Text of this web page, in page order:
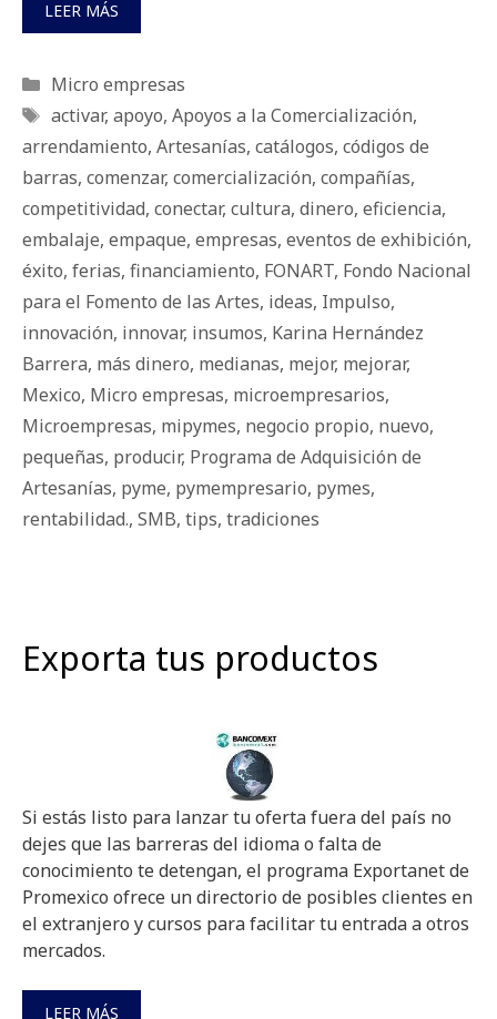
LEER MÁS
Categorías
Micro empresas
Etiquetas
activar, apoyo, Apoyos a la Comercialización,
arrendamiento, Artesanías, catálogos, códigos de
barras, comenzar, comercialización, compañías,
competitividad, conectar, cultura, dinero, eficiencia,
embalaje, empaque, empresas, eventos de exhibición,
éxito, ferias, financiamiento, FONART, Fondo Nacional
para el Fomento de las Artes, ideas, Impulso,
innovación, innovar, insumos, Karina Hernández
Barrera, más dinero, medianas, mejor, mejorar,
Mexico, Micro empresas, microempresarios,
Microempresas, mipymes, negocio propio, nuevo,
pequeñas, producir, Programa de Adquisición de
Artesanías, pyme, pymempresario, pymes,
rentabilidad., SMB, tips, tradiciones
Exporta tus productos
Si estás listo para lanzar tu oferta fuera del país no
dejes que las barreras del idioma o falta de
conocimiento te detengan, el programa Exportanet de
Promexico ofrece un directorio de posibles clientes en
el extranjero y cursos para facilitar tu entrada a otros
mercados.
LEER MÁS